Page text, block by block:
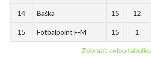
14 Baška 15 12
15 Fotbalpoint F-M 15 1
Zobrazit celou tabulku